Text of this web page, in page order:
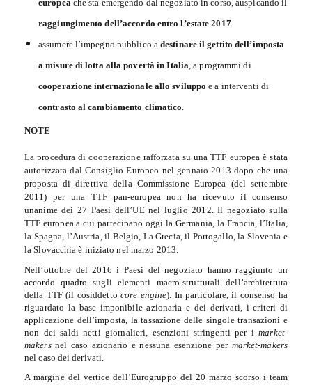
europea che sta emergendo dal negoziato in corso, auspicando il
raggiungimento dell’accordo entro l’estate 2017.
assumere l’impegno pubblico a destinare il gettito dell’imposta
a misure di lotta alla povertà in Italia , a programmi di
cooperazione internazionale allo sviluppo e a interventi di
contrasto al cambiamento climatico
NOTE
La procedura di cooperazione rafforzata su una TTF europea è stata
autorizzata dal Consiglio Europeo nel gennaio 2013 dopo che una
proposta di direttiva della Commissione Europea (del settembre
2011) per una TTF pan-europea non ha ricevuto il consenso
unanime dei 27 Paesi dell’UE nel luglio 2012. Il negoziato sulla
TTF europea a cui partecipano oggi la Germania, la Francia, l’Italia,
la Spagna, l’Austria, il Belgio, La Grecia, il Portogallo, la Slovenia e
la Slovacchia è iniziato nel marzo 2013.
Nell’ottobre del 2016 i Paesi del negoziato hanno raggiunto un
accordo quadro sugli elementi macro-strutturali dell’architettura
della TTF (il cosiddetto core engine). In particolare, il consenso ha
riguardato la base imponibile azionaria e dei derivati, i criteri di
applicazione dell’imposta, la tassazione delle singole transazioni e
non dei saldi netti giornalieri, esenzioni stringenti per imarket-
makersnel caso azionario e nessuna esenzione per market-makers
nel caso dei derivati
A margine del vertice dell’Eurogruppo del 20 marzo scorso i team